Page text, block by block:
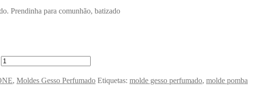
Prendinha para comunhão, batizado
, Moldes Gesso Perfumado Etiquetas: molde gesso perfumado, molde pomba